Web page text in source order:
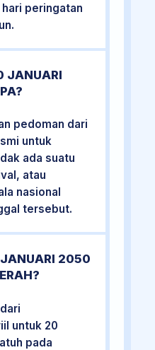
peringatan
JANUARI
pedoman dari
untuk
ada suatu
atau
nasional
tersebut.
2050
untuk 20
pada